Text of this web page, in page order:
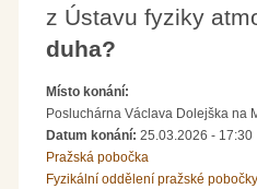
z Ústavu fyziky
duha?
Místo konání:
Posluchárna Václava Dolejška na
Datum konání: 25.03.2026 - 17:30
Pražská pobočka
Fyzikální oddělení pražské pobočky